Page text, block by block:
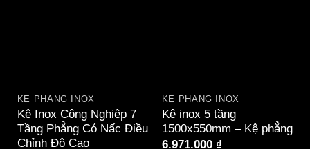
KỆ PHẲNG INOX
Kệ Inox Công Nghiệp 7
Tầng Phẳng Có Nấc Điều
Chỉnh Độ Cao
KỆ PHẲNG INOX
Kệ inox 5 tầng
1500x550mm – Kệ phẳng
6.971.000 ₫